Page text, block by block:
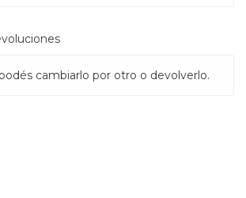
cambiarlo por otro o devolverlo.